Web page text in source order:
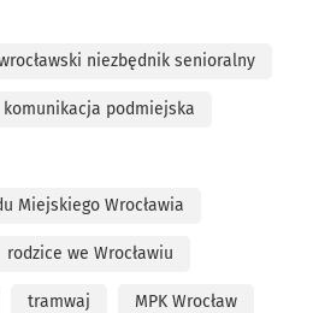
niezbędnik senioralny
komunikacja podmiejska
Miejskiego Wrocławia
rodzice we Wrocławiu
tramwaj MPK Wrocław